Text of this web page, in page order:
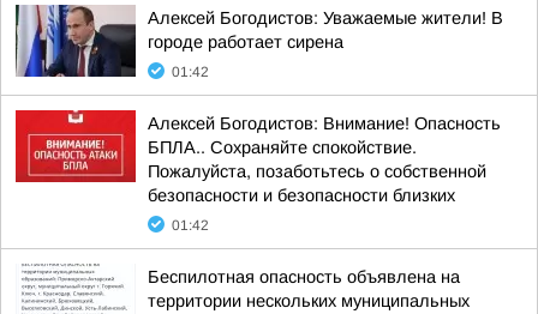
Алексей Богодистов: Уважаемые жители! В
городе работает сирена
01:42
Алексей Богодистов: Внимание! Опасность
БПЛА.. Сохраняйте спокойствие.
Пожалуйста, позаботьтесь о собственной
безопасности и безопасности близких
01:42
Беспилотная опасность объявлена на
территории нескольких муниципальных